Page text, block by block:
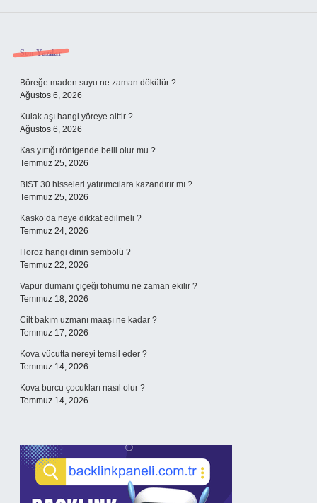
Sidebar
Son Yazılar
Böreğe maden suyu ne zaman dökülür ?
Ağustos 6, 2026
Kulak aşı hangi yöreye aittir ?
Ağustos 6, 2026
Kas yırtığı röntgende belli olur mu ?
Temmuz 25, 2026
BIST 30 hisseleri yatırımcılara kazandırır mı ?
Temmuz 25, 2026
Kasko’da neye dikkat edilmeli ?
Temmuz 24, 2026
Horoz hangi dinin sembolü ?
Temmuz 22, 2026
Vapur dumanı çiçeği tohumu ne zaman ekilir ?
Temmuz 18, 2026
Cilt bakım uzmanı maaşı ne kadar ?
Temmuz 17, 2026
Kova vücutta nereyi temsil eder ?
Temmuz 14, 2026
Kova burcu çocukları nasıl olur ?
Temmuz 14, 2026